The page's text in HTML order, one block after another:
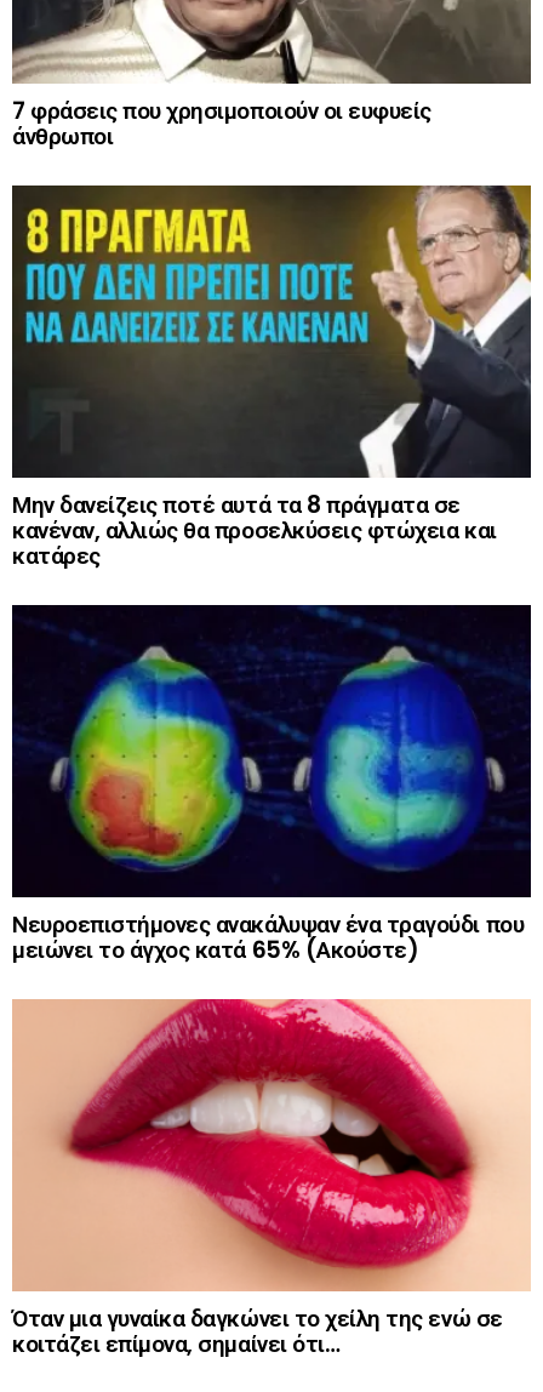
7 φράσεις που χρησιμοποιούν οι ευφυείς
άνθρωποι
Μην δανείζεις ποτέ αυτά τα 8 πράγματα σε
κανέναν, αλλιώς θα προσελκύσεις φτώχεια και
κατάρες
Νευροεπιστήμονες ανακάλυψαν ένα τραγούδι που
μειώνει το άγχος κατά 65% (Ακούστε)
Όταν μια γυναίκα δαγκώνει το χείλη της ενώ σε
κοιτάζει επίμονα, σημαίνει ότι…